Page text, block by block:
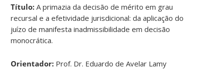
Título:A primazia da decisão de mérito em grau
recursal e a efetividade jurisdicional: da aplicação do
juízo de manifesta inadmissibilidade em decisão
monocrática.
Orientador: Prof. Dr. Eduardo de Avelar Lamy